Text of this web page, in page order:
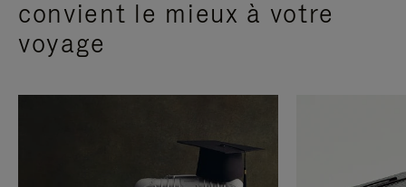
convient le mieux à votre
voyage